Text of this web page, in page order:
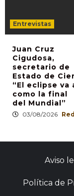
Entrevistas
Juan Cruz
Cigudosa,
secretario de
Estado de
“El eclipse va
como la final
del Mundial”
03/08/2026
Aviso
Política de